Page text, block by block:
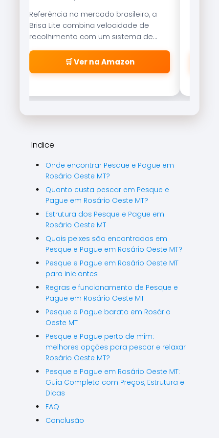
Referência no mercado brasileiro, a
Brisa Lite combina velocidade de
recolhimento com um sistema de
freio magnético que evita as famosas
\\\\\\\\\\\\\\\\\\\\\\\\\\\\\\\\
\\\\\\\\\\\\\\\\\\\\\\\\\\\\\\\\
\\\\\\\\\\\\\\\\\\\\\\\\\\\\\\\\
\\\\\\\\".
🛒 Ver na Amazon
Indice
Onde encontrar Pesque e Pague em
Rosário Oeste MT?
Quanto custa pescar em Pesque e
Pague em Rosário Oeste MT?
Estrutura dos Pesque e Pague em
Rosário Oeste MT
Quais peixes são encontrados em
Pesque e Pague em Rosário Oeste MT?
Pesque e Pague em Rosário Oeste MT
para iniciantes
Regras e funcionamento de Pesque e
Pague em Rosário Oeste MT
Pesque e Pague barato em Rosário
Oeste MT
Pesque e Pague perto de mim:
melhores opções para pescar e relaxar
Rosário Oeste MT?
Pesque e Pague em Rosário Oeste MT:
Guia Completo com Preços, Estrutura e
Dicas
FAQ
Conclusão